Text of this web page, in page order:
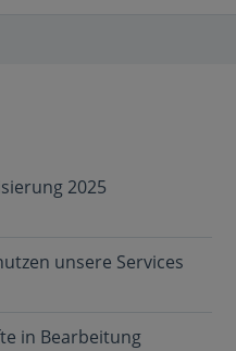
2025
unsere Services
in Bearbeitung